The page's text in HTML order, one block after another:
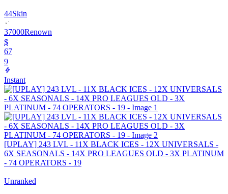
44Skin
37000Renown
$
67
9
Instant
[UPLAY] 243 LVL - 11X BLACK ICES - 12X UNIVERSALS -
6X SEASONALS - 14X PRO LEAGUES OLD - 3X PLATINUM
- 74 OPERATORS - 19
Unranked